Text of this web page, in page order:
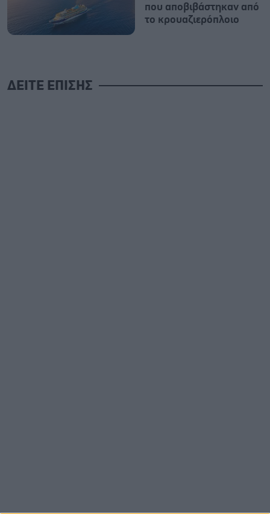
που αποβιβάστηκαν από
το κρουαζιερόπλοιο
ΔΕΙΤΕ ΕΠΙΣΗΣ